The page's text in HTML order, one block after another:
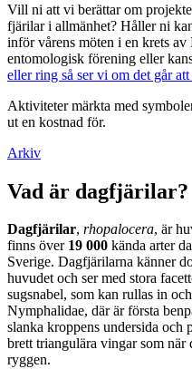
Vill ni att vi berättar om
fjärilar i allmänhet? Håller ni
inför vårens möten i en krets
entomologisk förening eller
eller ring så ser vi om det går att
Aktiviteter märkta med
ut en kostnad för.
Arkiv
Vad är dagfjärilar?
Dagfjärilar, rhopalocera, är
finns över 19 000 kända arter
Sverige. Dagfjärilarna känner
huvudet och ser med stora
sugsnabel, som kan rullas in
Nymphalidae, där är första
slanka kroppens undersida och
brett triangulära vingar som när
ryggen.